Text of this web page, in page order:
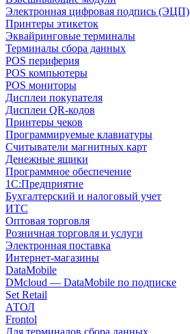
Электронная цифровая подпись (ЭЦП)
Принтеры этикеток
Эквайринговые терминалы
Терминалы сбора данных
POS периферия
POS компьютеры
POS мониторы
Дисплеи покупателя
Дисплеи QR-кодов
Принтеры чеков
Программируемые клавиатуры
Считыватели магнитных карт
Денежные ящики
Программное обеспечение
1С:Предприятие
Бухгалтерский и налоговый учет
ИТС
Оптовая торговля
Розничная торговля и услуги
Электронная поставка
Интернет-магазины
DataMobile
DMcloud — DataMobile по подписке
Set Retail
АТОЛ
Frontol
Для терминалов сбора данных